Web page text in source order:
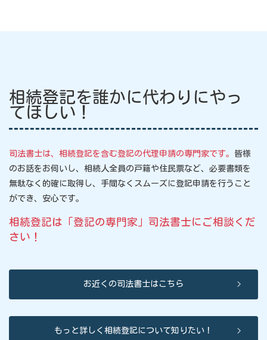
相続登記を誰かに代わりにやっ
てほしい！
司法書士は、相続登記を含む登記の代理申請の専門家です。 皆様
のお話をお伺いし、相続人全員の戸籍や住民票など、必要書類を
無駄なく的確に取得し、手間なくスムーズに登記申請を行うこと
ができ、安心です。
相続登記は「登記の専門家」司法書士にご相談くだ
さい！
お近くの司法書士はこちら
もっと詳しく相続登記について知りたい！